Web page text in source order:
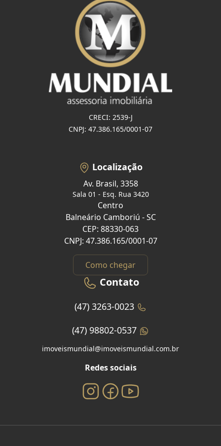
CRECI: 2539-J
CNPJ: 47.386.165/0001-07
Localização
Av. Brasil, 3358
Sala 01 - Esq. Rua 3420
Centro
Balneário Camboriú - SC
CEP: 88330-063
CNPJ: 47.386.165/0001-07
Como chegar
Contato
(47) 3263-0023
(47) 98802-0537
imoveismundial@imoveismundial.com.br
Redes sociais